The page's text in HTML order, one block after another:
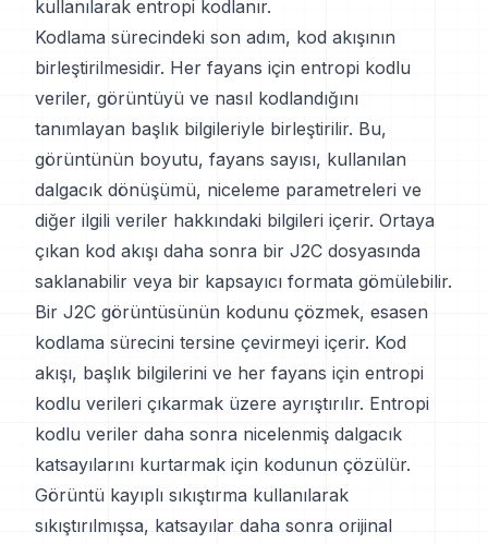
kullanılarak entropi kodlanır.
Kodlama sürecindeki son adım, kod akışının
birleştirilmesidir. Her fayans için entropi kodlu
veriler, görüntüyü ve nasıl kodlandığını
tanımlayan başlık bilgileriyle birleştirilir. Bu,
görüntünün boyutu, fayans sayısı, kullanılan
dalgacık dönüşümü, niceleme parametreleri ve
diğer ilgili veriler hakkındaki bilgileri içerir. Ortaya
çıkan kod akışı daha sonra bir J2C dosyasında
saklanabilir veya bir kapsayıcı formata gömülebilir.
Bir J2C görüntüsünün kodunu çözmek, esasen
kodlama sürecini tersine çevirmeyi içerir. Kod
akışı, başlık bilgilerini ve her fayans için entropi
kodlu verileri çıkarmak üzere ayrıştırılır. Entropi
kodlu veriler daha sonra nicelenmiş dalgacık
katsayılarını kurtarmak için kodunun çözülür.
Görüntü kayıplı sıkıştırma kullanılarak
sıkıştırılmışsa, katsayılar daha sonra orijinal